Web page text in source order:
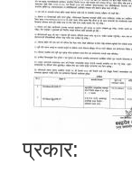
प्रकार: